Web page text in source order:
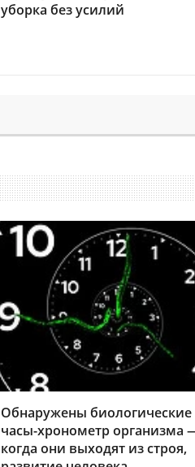
уборка без усилий
Обнаружены биологические
часы-хронометр организма
когда они выходят из строя,